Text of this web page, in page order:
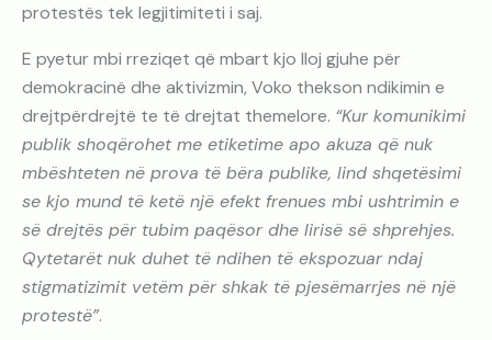
protestës tek legjitimiteti i saj.
E pyetur mbi rreziqet që mbart kjo lloj gjuhe për
demokracinë dhe aktivizmin, Voko thekson ndikimin e
drejtpërdrejtë te të drejtat themelore. “Kur komunikimi
publik shoqërohet me etiketime apo akuza që nuk
mbështeten në prova të bëra publike, lind shqetësimi
se kjo mund të ketë një efekt frenues mbi ushtrimin e
së drejtës për tubim paqësor dhe lirisë së shprehjes.
Qytetarët nuk duhet të ndihen të ekspozuar ndaj
stigmatizimit vetëm për shkak të pjesëmarrjes në një
protestë”.